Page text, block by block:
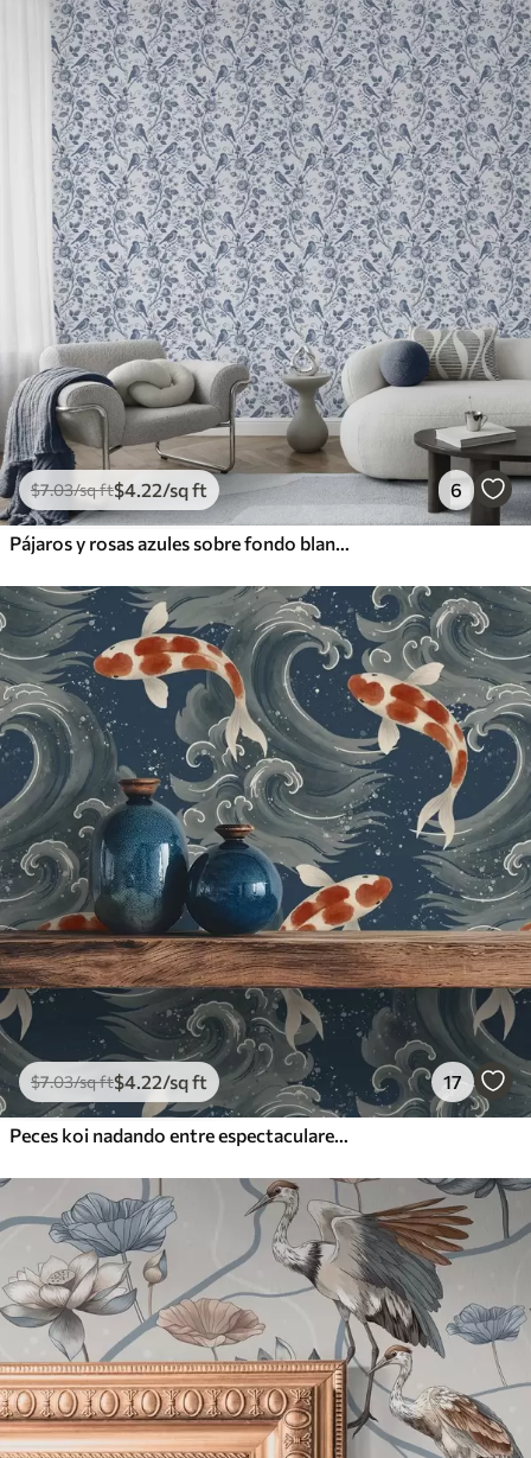
$7.03/sq ft$4.22/sq ft 6
Pájaros y rosas azules sobre fondo blanco
$7.03/sq ft$4.22/sq ft 17
Peces koi nadando entre espectaculares olas oceánicas